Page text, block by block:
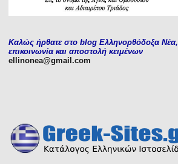
Καλώς ήρθατε στο blog Ελληνορθόδοξα Νέα,
επικοινωνία και αποστολή κειμένων
ellinonea@gmail.com